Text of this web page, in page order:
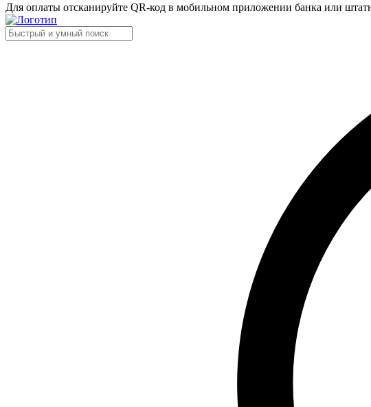
Для оплаты отсканируйте QR-код в мобильном приложении банка или